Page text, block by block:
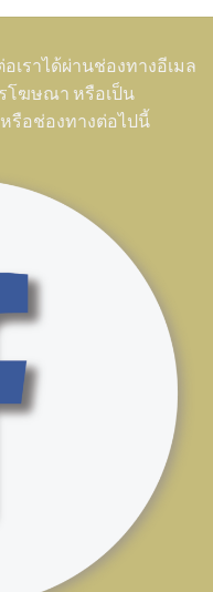
เราได้ผ่านช่องทางอีเมล
โฆษณา หรือเป็น
รือช่องทางต่อไปนี้